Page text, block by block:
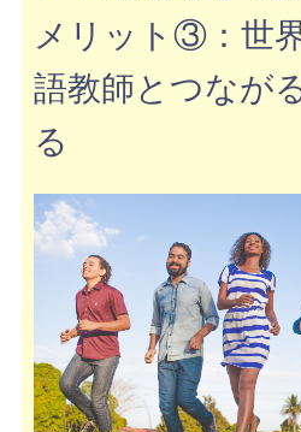
メリット③：世
語教師とつなが
る